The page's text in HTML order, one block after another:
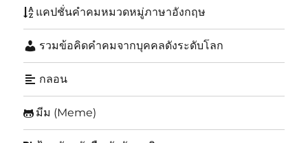
แคปชั่นคำคมหมวดหมู่ภาษาอังกฤษ
รวมข้อคิดคำคมจากบุคคลดังระดับโลก
กลอน
มีม (Meme)